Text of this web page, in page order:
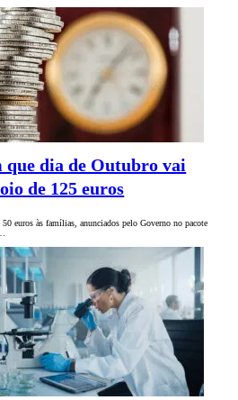
que dia de Outubro vai
de 125 euros
euros às famílias, anunciados pelo Governo no pacote